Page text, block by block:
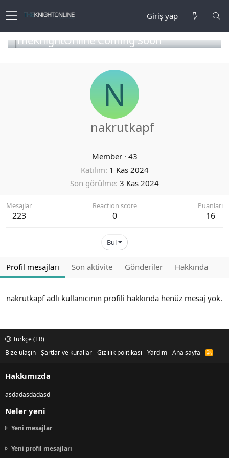
Giriş yap
TheKnightOnline Coming Soon
N
nakrutkapf
Member · 43
Katılım 1 Kas 2024
Son görülme 3 Kas 2024
Mesajlar
223
Reaction score
0
Puanları
16
Bul
Profil mesajları Son aktivite Gönderiler Hakkında
nakrutkapf adlı kullanıcının profili hakkında henüz mesaj yok.
Türkçe (TR)
Bize ulaşın Şartlar ve kurallar Gizlilik politikası Yardım Ana sayfa
R
Hakkımızda
asdadasdadasd
Neler yeni
Yeni mesajlar
Yeni profil mesajları